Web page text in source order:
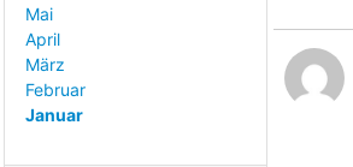
Mai
April
März
Februar
Januar